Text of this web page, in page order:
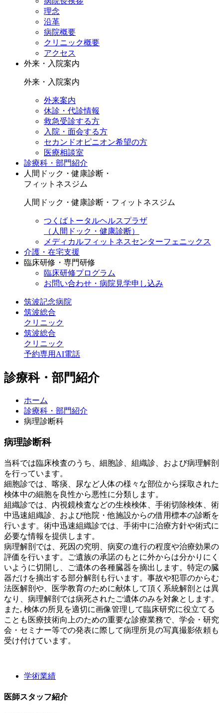
理念
沿革
病院概要
クリニック概要
アクセス
外来・入院案内
外来・入院案内
外来案内
休診・代診情報
救急受診する方
入院・面会する方
セカンドオピニオン希望の方
医療相談室
診療科・部門紹介
人間ドック・健康診断・
フィットネスジム
人間ドック・健康診断・フィットネスジム
つくばトータルヘルスプラザ
（人間ドック・健康診断）
メディカルフィットネスセンターフェニックス
介護・在宅支援
臨床研修・専門研修
臨床研修プログラム
お問い合わせ・病院見学申し込み
筑波記念病院
筑波総合
クリニック
筑波総合
クリニック
予約専用AI電話
診療科・部門紹介
ホーム
診療科・部門紹介
病理診断科
病理診断科
当科では臨床検査のうち、細胞診、組織診、および病理解剖
を行っています。
細胞診では、喀痰、尿など人体の様々な部位から採取された
検体中の細胞を良性から悪性に分類します。
組織診では、内視鏡検査などの生検検体、手術切除検体、術
中迅速組織診、および他院・他施設からの借用標本の診断を
行います。術中迅速組織診では、手術中に治療方針や術式に
必要な情報を提供します。
病理解剖では、死因の究明、病変の進行の程度や治療効果の
評価を行います。ご遺族の承諾のもとに外からは分かりにく
いように切開し、ご遺体の各種臓器を摘出します。特定の臓
器だけを摘出する部分解剖も行います。事故や犯罪のからむ
法医解剖や、医学教育のために献体して頂く系統解剖とは異
なり、病理解剖では病死されたご遺体のみを対象とします。
また, 検体の所見を適切に画像管理して臨床研究に役立てる
ことも医療技術向上のための重要な診療業務で、学会・研究
会・セミナー等での発表に際して病理所見の写真撮影依頼も
受け付けています。
学術業績
医師スタッフ紹介